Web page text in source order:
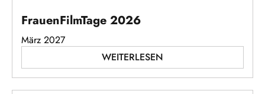
FrauenFilmTage 2026
März 2027
WEITERLESEN